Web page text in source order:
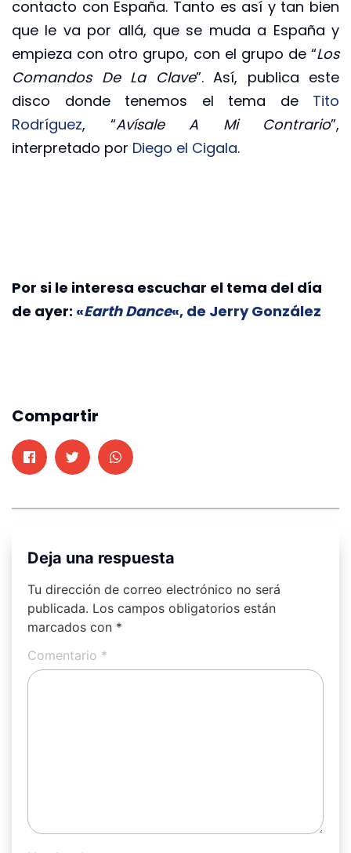
contacto con España. Tanto es así y tan bien
que le va por allá, que se muda a España y
empieza con otro grupo, con el grupo de “Los
Comandos De La Clave”. Así, publica este
disco donde tenemos el tema de Tito
Rodríguez, “Avísale A Mi Contrario”,
interpretado por Diego el Cigala.
Por si le interesa escuchar el tema del día
de ayer: «Earth Dance«, de Jerry González
Compartir
Deja una respuesta
Tu dirección de correo electrónico no será
publicada. Los campos obligatorios están
marcados con *
Comentario *